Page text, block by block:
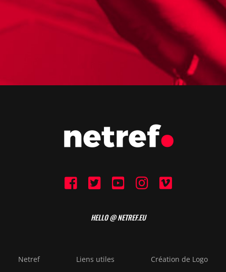
HELLO @ NETREF.EU
Netref Liens utiles Création de Logo